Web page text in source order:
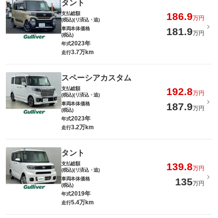
タント
支払総額
(税込)(リ済込・追)
186.9万円
車両本体価格
(税込)
181.9万円
年式2023年
走行3.7万km
スペーシアカスタム
支払総額
(税込)(リ済込・追)
192.8万円
車両本体価格
(税込)
187.9万円
年式2023年
走行3.2万km
タント
支払総額
(税込)(リ済込・追)
139.8万円
車両本体価格
(税込)
135万円
年式2019年
走行5.4万km